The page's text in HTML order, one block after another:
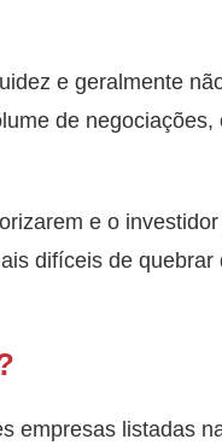
e geralmente
de
e o
difíceis de
empresas listadas